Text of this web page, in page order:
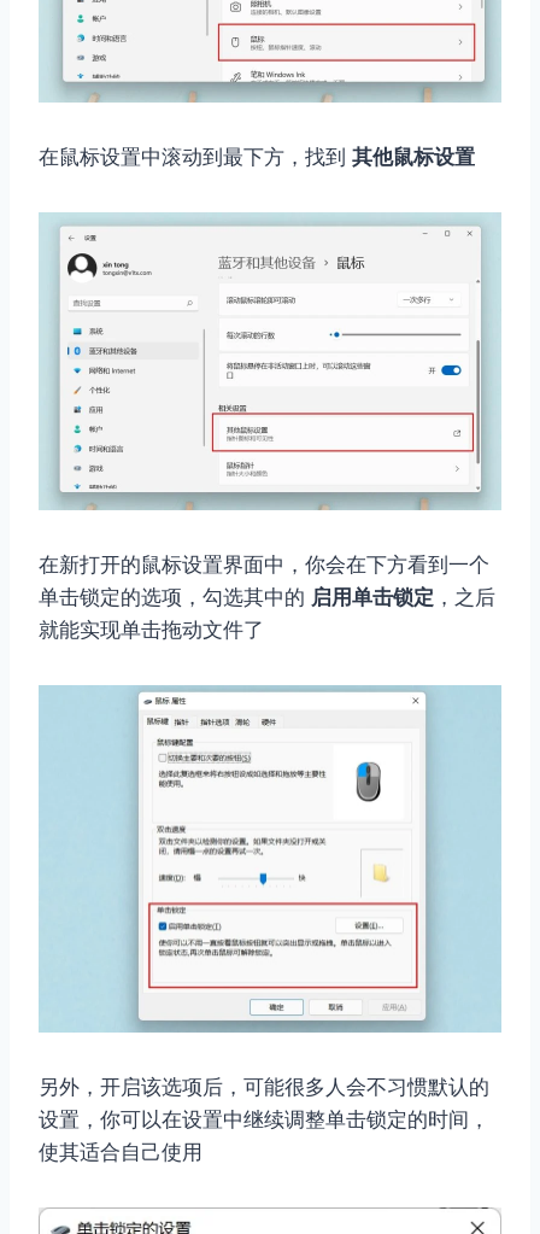
在鼠标设置中滚动到最下方，找到 其他鼠标设置
在新打开的鼠标设置界面中，你会在下方看到一个
单击锁定的选项，勾选其中的 启用单击锁定 ，之后
就能实现单击拖动文件了
另外，开启该选项后，可能很多人会不习惯默认的
设置，你可以在设置中继续调整单击锁定的时间，
使其适合自己使用